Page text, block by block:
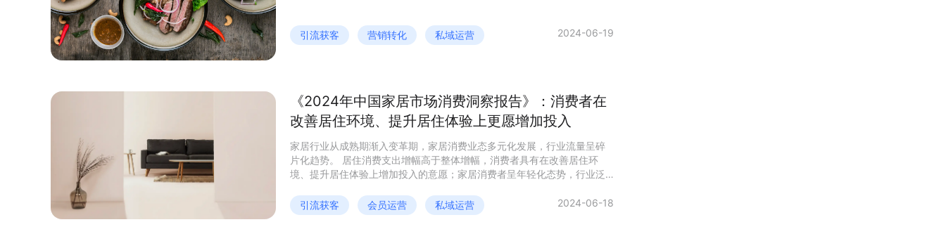
引流获客
营销转化 私域运营 2024-06-19
《2024年中国家居市场消费洞察报告》：消费者在
改善居住环境、提升居住体验上更愿增加投入
家居行业从成熟期渐入变革期，家居消费业态多元化发展，行业流量呈碎
片化趋势。 居住消费支出增幅高于整体增幅，消费者具有在改善居住环
境、提升居住体验上增加投入的意愿；家居消费者呈年轻化态势，行业泛
行业商家该如何抓住趋势做好生意？查看完整报告获取更多信息和灵感～
引流获客 会员运营 私域运营 2024-06-18